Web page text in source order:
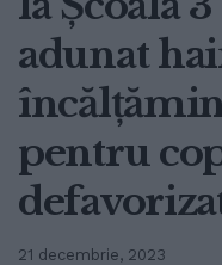
adunat
pentru
21 decembrie, 2023